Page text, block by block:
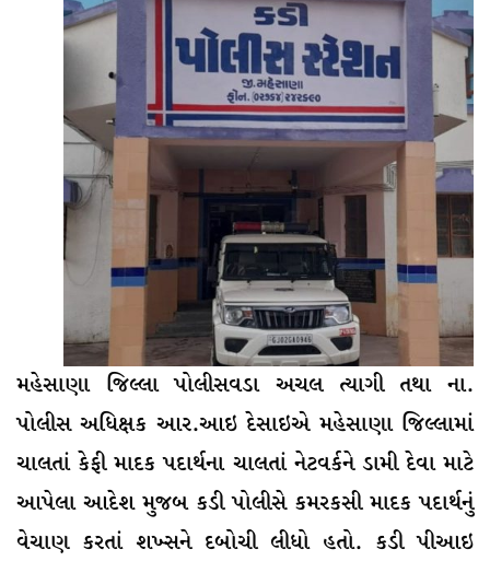
મહેસાણા જિલ્લા પોલીસવડા અચલ ત્યાગી તથા ના.
પોલીસ અધિક્ષક આર.આઇ દેસાઇએ મહેસાણા જિલ્લામાં
ચાલતાં કેફી માદક પદાર્થના ચાલતાં નેટવર્કને ડામી દેવા માટે
આપેલા આદેશ મુજબ કડી પોલીસે કમરકસી માદક પદાર્થનું
વેચાણ કરતાં શખ્સને દબોચી લીધો હતો. કડી પીઆઇ